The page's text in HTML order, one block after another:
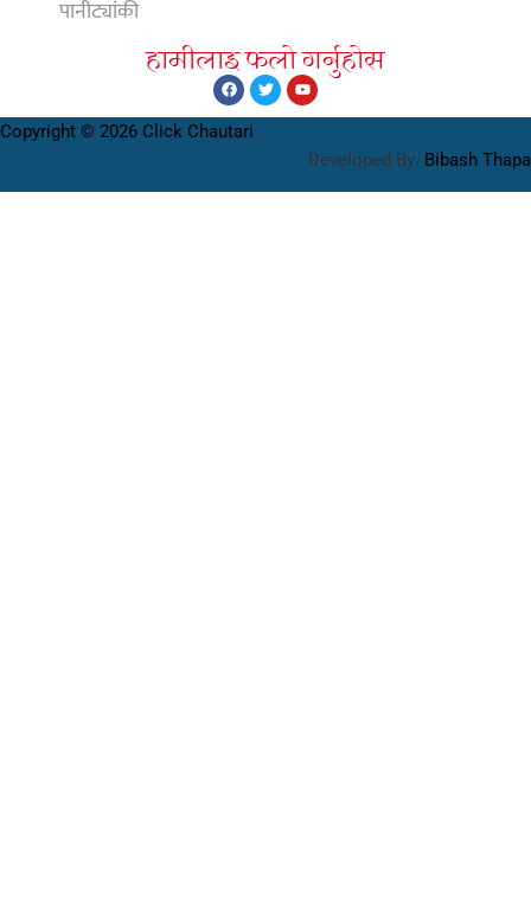
पानीट्यांकी
हामीलाइ फलाे गर्नुहाेस
Copyright © 2026 Click Chautari
Developed By: Bibash Thapa